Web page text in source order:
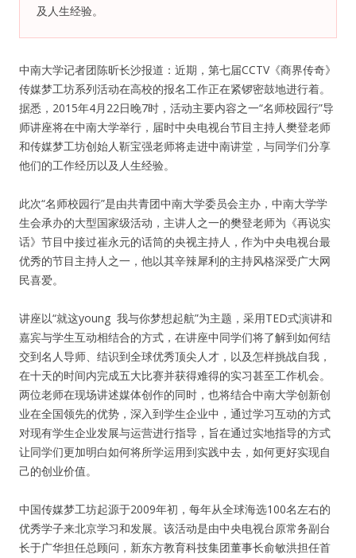
纪录片3 我们都是青年偶像
往届
出彩2016
变革2015
逐梦2014
辉煌2013
精彩2012
梦工坊圈
人脉圈
信息圈
品牌的力量
及人生经验。
中南大学记者团陈昕长沙报道：近期，第七届CCTV《商界传奇》
传媒梦工坊系列活动在高校的报名工作正在紧锣密鼓地进行着。
据悉，2015年4月22日晚7时，活动主要内容之一“名师校园行”导
师讲座将在中南大学举行，届时中央电视台节目主持人樊登老师
和传媒梦工坊创始人靳宝强老师将走进中南讲堂，与同学们分享
他们的工作经历以及人生经验。
此次“名师校园行”是由共青团中南大学委员会主办，中南大学学
生会承办的大型国家级活动，主讲人之一的樊登老师为《再说实
话》节目中接过崔永元的话筒的央视主持人，作为中央电视台最
优秀的节目主持人之一，他以其辛辣犀利的主持风格深受广大网
民喜爱。
讲座以“就这young 我与你梦想起航”为主题，采用TED式演讲和
嘉宾与学生互动相结合的方式，在讲座中同学们将了解到如何结
交到名人导师、结识到全球优秀顶尖人才，以及怎样挑战自我，
在十天的时间内完成五大比赛并获得难得的实习甚至工作机会。
两位老师在现场讲述媒体创作的同时，也将结合中南大学创新创
业在全国领先的优势，深入到学生企业中，通过学习互动的方式
对现有学生企业发展与运营进行指导，旨在通过实地指导的方式
让同学们更加明白如何将所学运用到实践中去，如何更好实现自
己的创业价值。
中国传媒梦工坊起源于2009年初，每年从全球海选100名左右的
优秀学子来北京学习和发展。该活动是由中央电视台原常务副台
长于广华担任总顾问，新东方教育科技集团董事长俞敏洪担任首